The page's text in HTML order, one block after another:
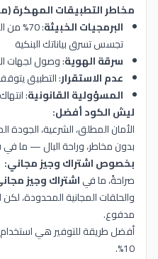
مخاطر التطبيقات المهكرة
البرمجيات الخبيثة
: 70%
تجسس تسرق بياناتك البنكية
سرقة الهوية: وصول لجهات
عدم الاستقرار: التطبيق
المسؤولية القانونية:
ليش الكود أفضل:
بدون مخاطر، وراحة البال — ما
بخصوص اشتراك وجيز مجاني:
صراحةً، ما فياشتراك وجيز
والحلقات المجانية المحدودة،
مدفوع.
أفضل طريقة للتوفير هي
10%.